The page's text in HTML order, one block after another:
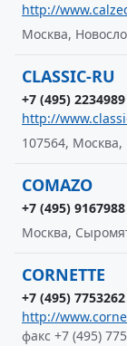
http://
Москва,
CLASSIC-RU
+7 (495) 2234989
http://
107564, Москва,
COMAZO
+7 (495) 9167988
Москва,
CORNETTE
+7 (495) 7753262
http://
факс +7 (495)